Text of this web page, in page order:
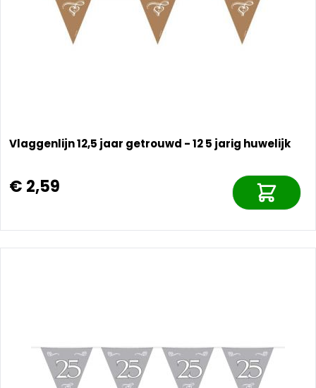
Vlaggenlijn 12,5 jaar getrouwd - 12 5 jarig huwelijk
€ 2,59